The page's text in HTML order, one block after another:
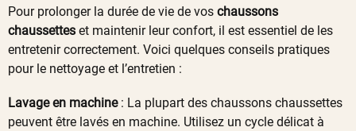
Pour prolonger la durée de vie de vos chaussons
chaussettes et maintenir leur confort, il est essentiel de les
entretenir correctement. Voici quelques conseils pratiques
pour le nettoyage et l’entretien :
Lavage en machine: La plupart des chaussons chaussettes
peuvent être lavés en machine. Utilisez un cycle délicat à